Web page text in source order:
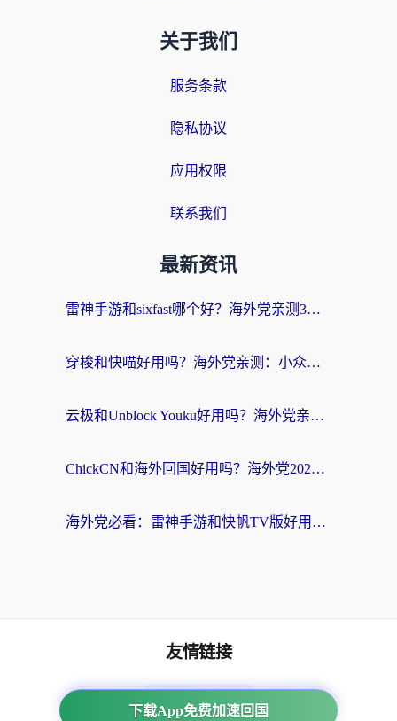
关于我们
服务条款
隐私协议
应用权限
联系我们
最新资讯
雷神手游和sixfast哪个好？海外党亲测3款回国加速器，教你选对不踩坑
穿梭和快喵好用吗？海外党亲测：小众加速器对比+番茄加速器深度体验
云极和Unblock Youku好用吗？海外党亲测+2026回国加速器避坑指南
ChickCN和海外回国好用吗？海外党2026亲测：从手游到影音，选对加速器的3个关键
海外党必看：雷神手游和快帆TV版好用吗？3步选对回国加速器不踩坑
下载App免费加速回国
友情链接
番茄加速器